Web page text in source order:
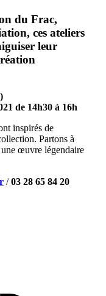
du Frac,
ces ateliers
leur
de 14h30 à 16h
inspirés de
Partons à
œuvre légendaire
/03 28 65 84 20